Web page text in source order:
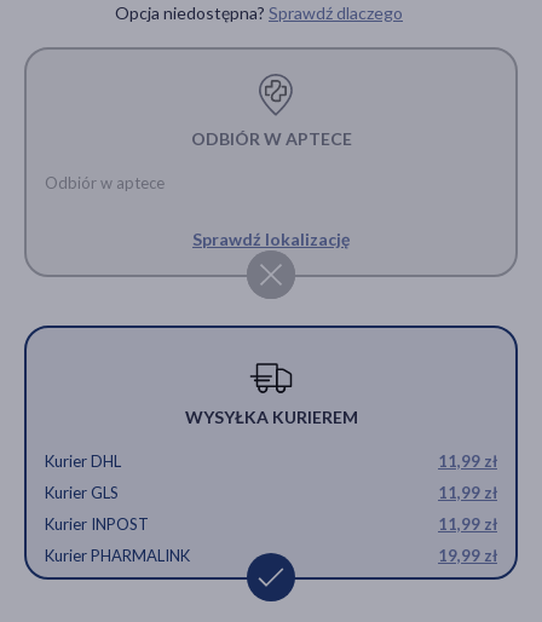
36,59 zł
Opcja niedostępna? Sprawdź dlaczego
ODBIÓR W APTECE
Odbiór w aptece
Sprawdź lokalizację
WYSYŁKA KURIEREM
Kurier DHL
11,99 zł
Kurier GLS
11,99 zł
Kurier INPOST
11,99 zł
Kurier PHARMALINK
19,99 zł